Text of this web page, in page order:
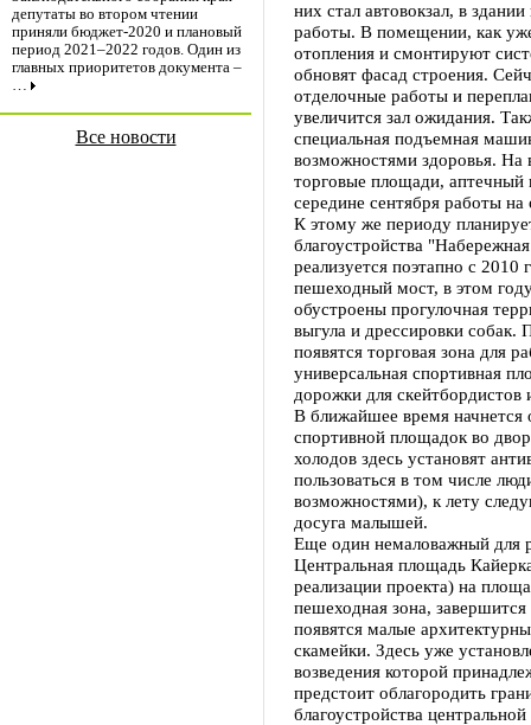
депутаты во втором чтении
приняли бюджет-2020 и плановый
период 2021–2022 годов. Один из
главных приоритетов документа –
…
Все новости
них стал автовокзал, в
работы. В помещении, как
отопления и смонтируют
обновят фасад строения.
отделочные работы и
увеличится зал ожидания.
специальная подъемная
возможностями здоровья. На
торговые площади, аптечный
середине сентября работы
К этому же периоду
благоустройства
реализуется поэтапно с 2010
пешеходный мост, в этом
обустроены прогулочная
выгула и дрессировки собак.
появятся торговая зона для
универсальная спортивная
дорожки для скейтбордистов
В ближайшее время начнется
спортивной площадок во
холодов здесь установят
пользоваться в том числе
возможностями), к лету
досуга малышей.
Еще один немаловажный для
Центральная площадь
реализации проекта) на
пешеходная зона,
появятся малые
скамейки. Здесь уже
возведения которой
предстоит облагородить
благоустройства